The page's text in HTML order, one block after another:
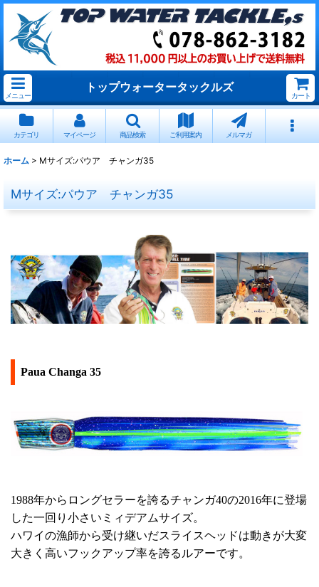
メニュー
トップウォータータックルズ
カート
カテゴリ マイページ 商品検索 ご利用案内 メルマガ
ホーム > Mサイズ:パウア チャンガ35
Mサイズ:パウア チャンガ35
Paua Changa 35
1988年からロングセラーを誇るチャンガ40の2016年に登場
した一回り小さいミィデアムサイズ。
ハワイの漁師から受け継いだスライスヘッドは動きが大変
大きく高いフックアップ率を誇るルアーです。